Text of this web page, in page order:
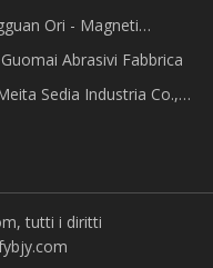
- Magneti
Linyi Guomai Abrasivi Fabbrica
tutti i diritti